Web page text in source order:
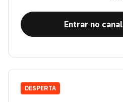
Entrar no
DESPERTA